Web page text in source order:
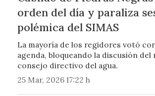
orden del día y paraliza
polémica del SIMAS
La mayoría de los regidores votó
agenda, bloqueando la discusión del
consejo directivo del agua.
25 Mar, 2026 17:22 h